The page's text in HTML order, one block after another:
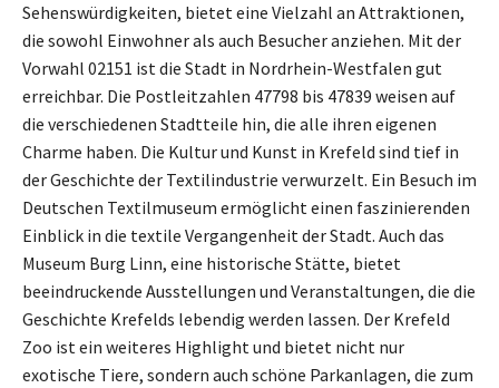
Sehenswürdigkeiten, bietet eine Vielzahl an Attraktionen,
die sowohl Einwohner als auch Besucher anziehen. Mit der
Vorwahl 02151 ist die Stadt in Nordrhein-Westfalen gut
erreichbar. Die Postleitzahlen 47798 bis 47839 weisen auf
die verschiedenen Stadtteile hin, die alle ihren eigenen
Charme haben. Die Kultur und Kunst in Krefeld sind tief in
der Geschichte der Textilindustrie verwurzelt. Ein Besuch im
Deutschen Textilmuseum ermöglicht einen faszinierenden
Einblick in die textile Vergangenheit der Stadt. Auch das
Museum Burg Linn, eine historische Stätte, bietet
beeindruckende Ausstellungen und Veranstaltungen, die die
Geschichte Krefelds lebendig werden lassen. Der Krefeld
Zoo ist ein weiteres Highlight und bietet nicht nur
exotische Tiere, sondern auch schöne Parkanlagen, die zum